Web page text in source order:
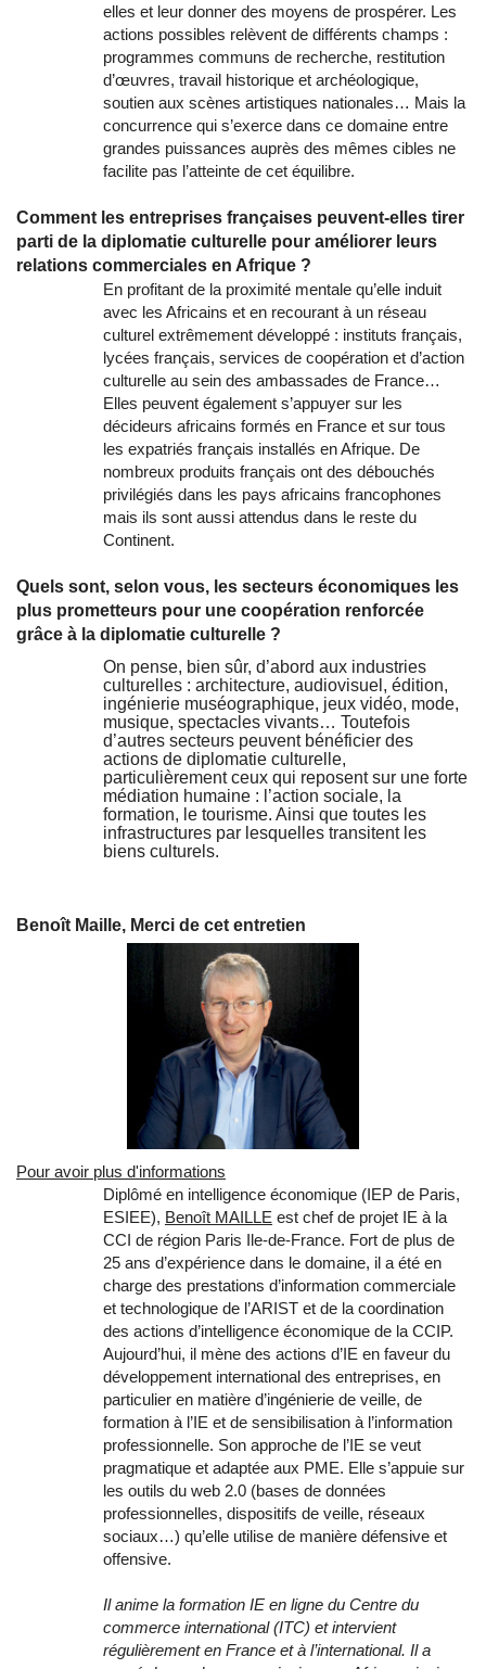
elles et leur donner des moyens de prospérer. Les
actions possibles relèvent de différents champs :
programmes communs de recherche, restitution
d’œuvres, travail historique et archéologique,
soutien aux scènes artistiques nationales… Mais la
concurrence qui s’exerce dans ce domaine entre
grandes puissances auprès des mêmes cibles ne
facilite pas l’atteinte de cet équilibre.
Comment les entreprises françaises peuvent-elles tirer
parti de la diplomatie culturelle pour améliorer leurs
relations commerciales en Afrique ?
En profitant de la proximité mentale qu’elle induit
avec les Africains et en recourant à un réseau
culturel extrêmement développé : instituts français,
lycées français, services de coopération et d’action
culturelle au sein des ambassades de France…
Elles peuvent également s’appuyer sur les
décideurs africains formés en France et sur tous
les expatriés français installés en Afrique. De
nombreux produits français ont des débouchés
privilégiés dans les pays africains francophones
mais ils sont aussi attendus dans le reste du
Continent.
Quels sont, selon vous, les secteurs économiques les
plus prometteurs pour une coopération renforcée
grâce à la diplomatie culturelle ?
On pense, bien sûr, d’abord aux industries
culturelles : architecture, audiovisuel, édition,
ingénierie muséographique, jeux vidéo, mode,
musique, spectacles vivants… Toutefois
d’autres secteurs peuvent bénéficier des
actions de diplomatie culturelle,
particulièrement ceux qui reposent sur une forte
médiation humaine : l’action sociale, la
formation, le tourisme. Ainsi que toutes les
infrastructures par lesquelles transitent les
biens culturels.
Benoît Maille, Merci de cet entretien
Pour avoir plus d'informations
Diplômé en intelligence économique (IEP de Paris,
ESIEE), Benoît MAILLE est chef de projet IE à la
CCI de région Paris Ile-de-France. Fort de plus de
25 ans d’expérience dans le domaine, il a été en
charge des prestations d’information commerciale
et technologique de l’ARIST et de la coordination
des actions d’intelligence économique de la CCIP.
Aujourd’hui, il mène des actions d’IE en faveur du
développement international des entreprises, en
particulier en matière d’ingénierie de veille, de
formation à l’IE et de sensibilisation à l’information
professionnelle. Son approche de l’IE se veut
pragmatique et adaptée aux PME. Elle s’appuie sur
les outils du web 2.0 (bases de données
professionnelles, dispositifs de veille, réseaux
sociaux…) qu’elle utilise de manière défensive et
offensive.
Il anime la formation IE en ligne du Centre du
commerce international (ITC) et intervient
régulièrement en France et à l’international. Il a